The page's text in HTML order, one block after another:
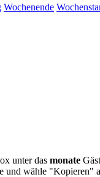
Wochenende
unter das monate
und wähle "Kopieren"